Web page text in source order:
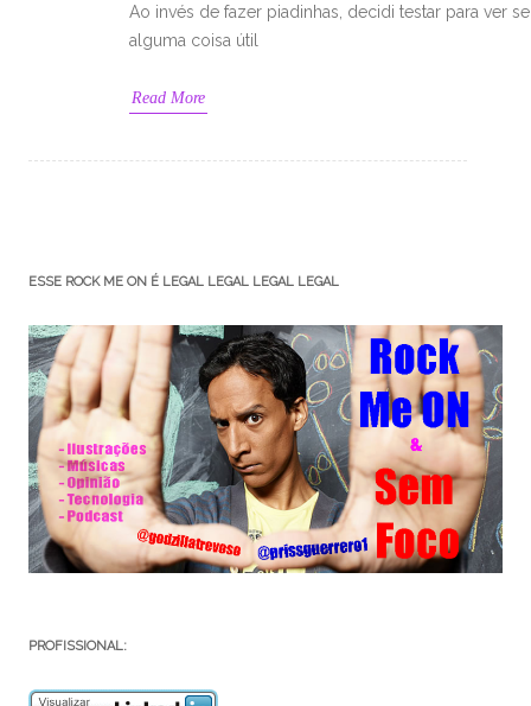
Ao invés de fazer piadinhas, decidi testar para ver
alguma coisa útil
Read More
ESSE ROCK ME ON É LEGAL LEGAL LEGAL LEGAL
PROFISSIONAL: